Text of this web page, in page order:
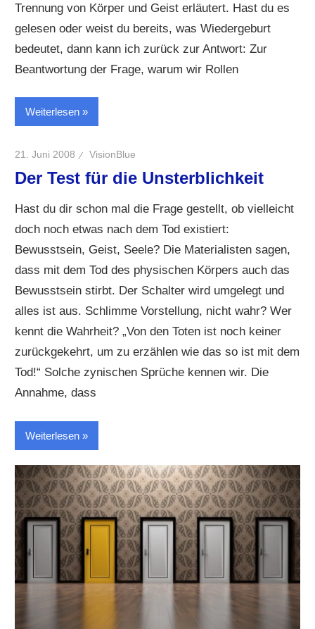
Trennung von Körper und Geist erläutert. Hast du es
gelesen oder weist du bereits, was Wiedergeburt
bedeutet, dann kann ich zurück zur Antwort: Zur
Beantwortung der Frage, warum wir Rollen
Weiterlesen
21. Juni 2008 VisionBlue
Der Test für die Unsterblichkeit
Hast du dir schon mal die Frage gestellt, ob vielleicht
doch noch etwas nach dem Tod existiert:
Bewusstsein, Geist, Seele? Die Materialisten sagen,
dass mit dem Tod des physischen Körpers auch das
Bewusstsein stirbt. Der Schalter wird umgelegt und
alles ist aus. Schlimme Vorstellung, nicht wahr? Wer
kennt die Wahrheit? „Von den Toten ist noch keiner
zurückgekehrt, um zu erzählen wie das so ist mit dem
Tod!“ Solche zynischen Sprüche kennen wir. Die
Annahme, dass
Weiterlesen